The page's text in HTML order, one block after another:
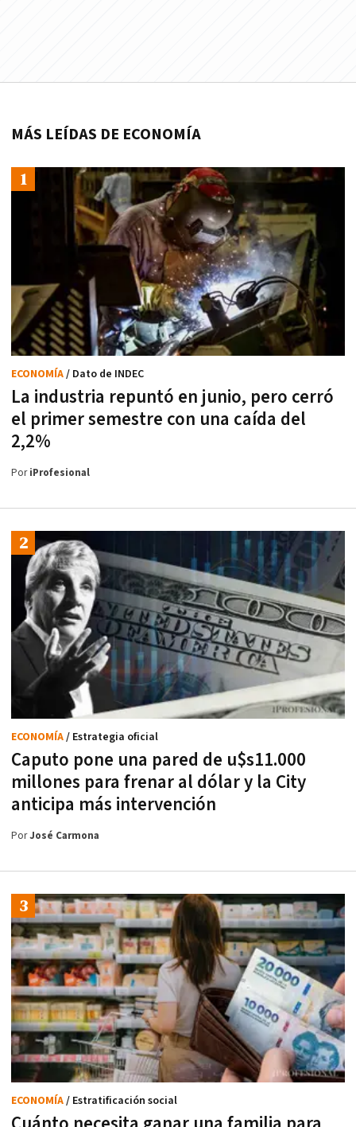
MÁS LEÍDAS DE ECONOMÍA
La industria repuntó en junio, pero cerró
el primer semestre con una caída del
2,2%
ECONOMÍA/ Dato de INDEC
PoriProfesional
Caputo pone una pared de u$s11.000
millones para frenar al dólar y la City
anticipa más intervención
ECONOMÍA/ Estrategia oficial
PorJosé Carmona
ECONOMÍA/ Estratificación social